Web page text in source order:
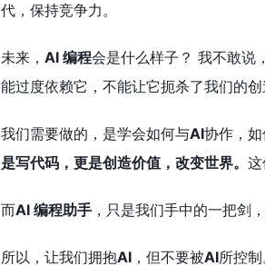
代，保持竞争力。
未来， AI 编程会是什么样子？ 我不敢说
能过度依赖它，不能让它扼杀了我们的
我们需要做的，是学会如何与AI协作，
是写代码，更是创造价值，改变世界。 这
而AI 编程助手 ，只是我们手中的一把剑
所以，让我们拥抱AI ，但不要被AI所控